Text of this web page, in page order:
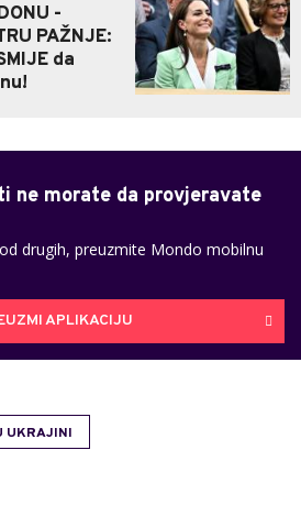
-
PAŽNJE:
da
ne morate da provjeravate
drugih, preuzmite Mondo mobilnu
APLIKACIJU
UKRAJINI